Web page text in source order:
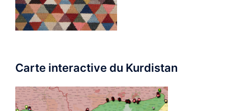
Carte interactive du Kurdistan